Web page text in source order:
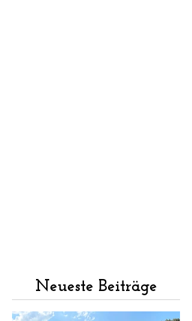
Neueste Beiträge